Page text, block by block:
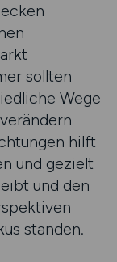
sollten
Wege
hilft
und gezielt
und den
standen.